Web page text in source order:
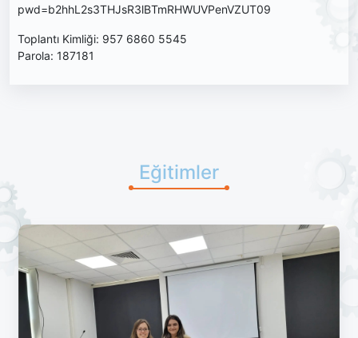
pwd=b2hhL2s3THJsR3lBTmRHWUVPenVZUT09
Toplantı Kimliği: 957 6860 5545
Parola: 187181
Eğitimler